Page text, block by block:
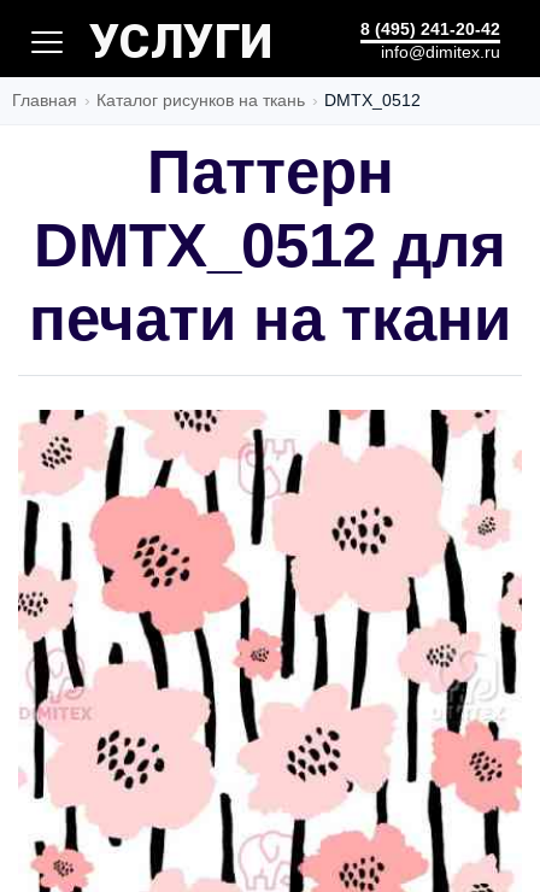
ДИЗАЙН
8 (495) 241-20-42
info@dimitex.ru
Главная Каталог рисунков на ткань DMTX_0512
Паттерн
DMTX_0512 для
печати на ткани